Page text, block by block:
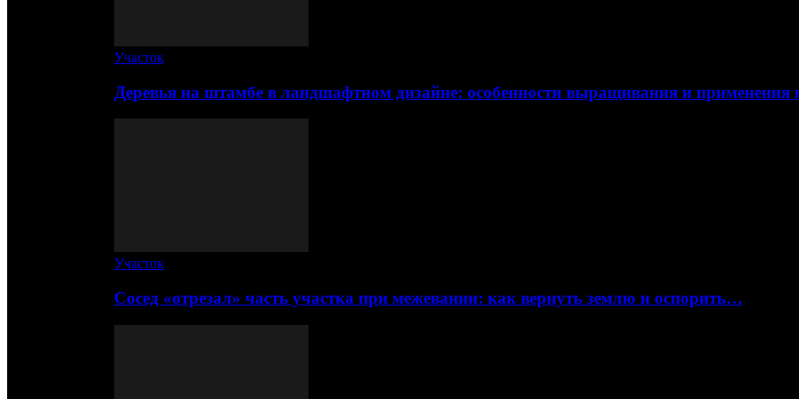
Участок
Деревья на штамбе в ландшафтном дизайне: особенности выращивания и
Участок
Сосед «отрезал» часть участка при межевании: как вернуть землю и оспорить…